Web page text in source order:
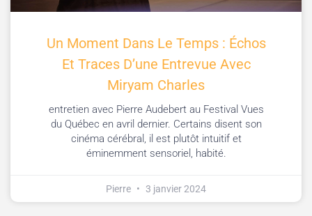
Un Moment Dans Le Temps : Échos
Et Traces D’une Entrevue Avec
Miryam Charles
entretien avec Pierre Audebert au Festival Vues
du Québec en avril dernier. Certains disent son
cinéma cérébral, il est plutôt intuitif et
éminemment sensoriel, habité.
Pierre 3 janvier 2024